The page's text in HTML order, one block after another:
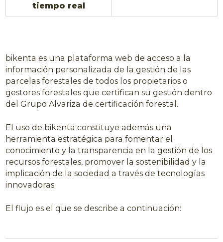
tiempo real
bikenta es una plataforma web de acceso a la
información personalizada de la gestión de las
parcelas forestales de todos los propietarios o
gestores forestales que certifican su gestión dentro
del Grupo Alvariza de certificación forestal.
El uso de bikenta constituye además una
herramienta estratégica para fomentar el
conocimiento y la transparencia en la gestión de los
recursos forestales, promover la sostenibilidad y la
implicación de la sociedad a través de tecnologías
innovadoras.
El flujo es el que se describe a continuación: